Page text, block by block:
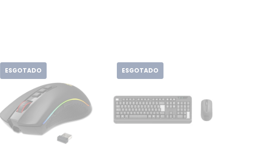
ESGOTADO ESGOTADO